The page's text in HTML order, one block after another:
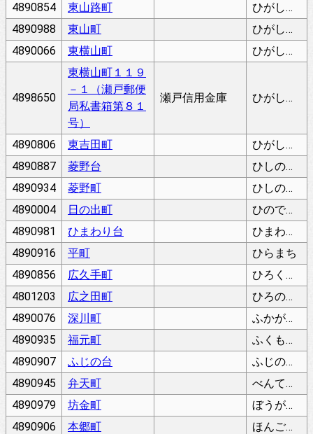
4890854
東山路町
ひがしやまじちょう
4890988
東山町
ひがしやまちょう
4890066
東横山町 ひがしよこやまちょう
4898650
東横山町１１９
－１（瀬戸郵便
局私書箱第８１
号）
瀬戸信用金庫 ひがしよこやまちょう
4890806 東吉田町
ひがしよしだちょう
4890887
菱野台
ひしのだい
4890934
菱野町
ひしのちょう
4890004
日の出町
ひのでちょう
4890981
ひまわり台
ひまわりだい
4890916
平町
ひらまち
4890856
広久手町
ひろくてちょう
4801203
広之田町
ひろのたちょう
4890076
深川町
ふかがわちょう
4890935
福元町
ふくもとちょう
4890907
ふじの台
ふじのだい
4890945
弁天町
べんてんちょう
4890979
坊金町
ぼうがねちょう
4890906
本郷町
ほんごうちょう